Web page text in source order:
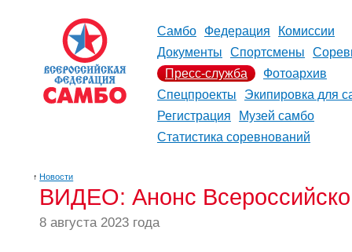
Самбо Федерация
Комиссии
Документы
Спортсмены
Пресс-служба
Фотоархив
Спецпроекты
Экипировка для
Регистрация
Музей самбо
Статистика соревнований
↑ Новости
ВИДЕО: Анонс
8 августа 2023 года